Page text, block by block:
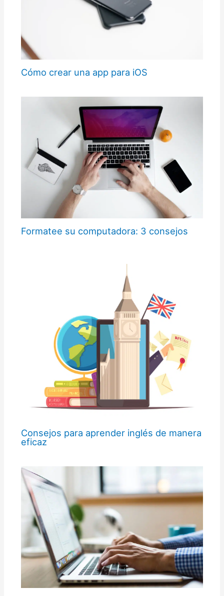
Cómo crear una app para iOS
Formatee su computadora: 3 consejos
Consejos para aprender inglés de manera
eficaz